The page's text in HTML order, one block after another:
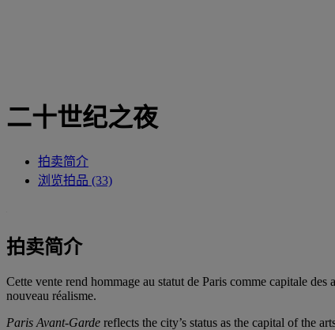
二十世纪之夜
拍卖简介
浏览拍品 (33)
拍卖简介
Cette vente rend hommage au statut de Paris comme capitale
nouveau réalisme.
Paris Avant-Garde reflects the city’s status as the capital of the